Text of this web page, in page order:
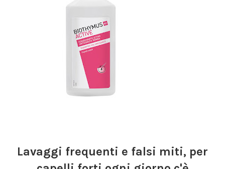
Lavaggi frequenti e falsi miti, per